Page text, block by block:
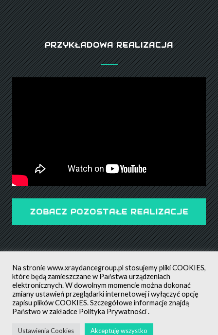
PRZYKŁADOWA REALIZACJA
ZOBACZ POZOSTAŁE REALIZACJE
POLITYKA PRYWATNOŚCI
ALL RIGHTS RESERVED ©
CREATED BY: MATEUSZ ŚWIST (MŚ)
AUTORZY ZDJĘĆ NA STRONIE XRAYDANCEGROUP.PL: NEL GWIAZDOWSKA, GRZEGORZ
Na stroniewww.xraydancegroup.pl stosujemy pliki COOKIES,
które będą zamieszczane w Państwa urządzeniach
elektronicznych. W dowolnym momencie można dokonać
zmiany ustawień przeglądarki internetowej i wyłączyć opcję
zapisu plików COOKIES. Szczegółowe informacje znajdą
Państwo w zakładce Polityka Prywatności.
Ustawienia Cookies Akceptuję wszystko